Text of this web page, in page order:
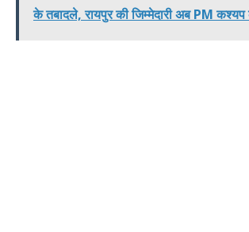
के तबादले, रायपुर की जिम्मेदारी अब PM